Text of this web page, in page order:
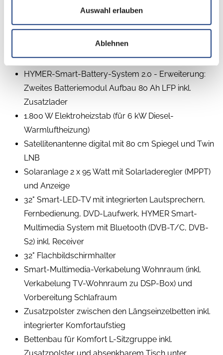
Auswahl erlauben
Ablehnen
Komfort L-Sitzgruppe mit Loungepolstern,
längs-/quer verschiebbarem Tisch und 2
integrierten 3-Punkt-Gurten
HYMER-Smart-Battery-System 2.0 - Erweiterung:
Zweites Batteriemodul Aufbau 80 Ah LFP inkl.
Zusatzlader
1.800 W Elektroheizstab (für 6 kW Diesel-
Warmluftheizung)
Satellitenantenne digital mit 80 cm Spiegel und Twin
LNB
Solaranlage 2 x 95 Watt mit Solarladeregler (MPPT)
und Anzeige
32" Smart-LED-TV mit integrierten Lautsprechern,
Fernbedienung, DVD-Laufwerk, HYMER Smart-
Multimedia System mit Bluetooth (DVB-T/C, DVB-
S2) inkl. Receiver
32" Flachbildschirmhalter
Smart-Multimedia-Verkabelung Wohnraum (inkl.
Verkabelung TV-Wohnraum zu DSP-Box) und
Vorbereitung Schlafraum
Zusatzpolster zwischen den Längseinzelbetten inkl.
integrierter Komfortaufstieg
Bettenbau für Komfort L-Sitzgruppe inkl.